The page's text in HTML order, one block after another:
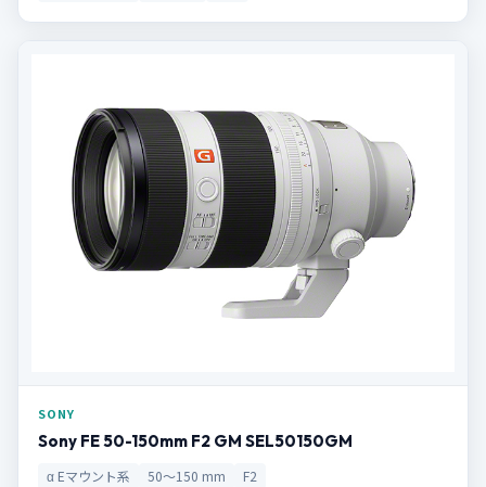
SONY
Sony FE 50-150mm F2 GM SEL50150GM
α Eマウント系 50〜150 mm F2